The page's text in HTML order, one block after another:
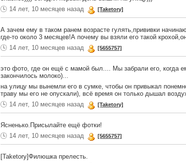
14 лет, 10 месяцев назад
[Taketory]
А зачем ему в таком ранем возрасте гулять,прививки
где-то около 3 месяцев!А почему вы взяли его такой
14 лет, 10 месяцев назад
[5655757]
это фото, где он ещё с мамой был.... Мы забрали его, когда
закончилось молоко)...
на улицу мы вынемли его в сумке, чтобы он привыкал
траву мы его не опускали), всё время он только дышал
14 лет, 10 месяцев назад
[Taketory]
Ясненько.Присылайте ещё фотки!
14 лет, 10 месяцев назад
[5655757]
[Taketory]Филюшка прелесть.